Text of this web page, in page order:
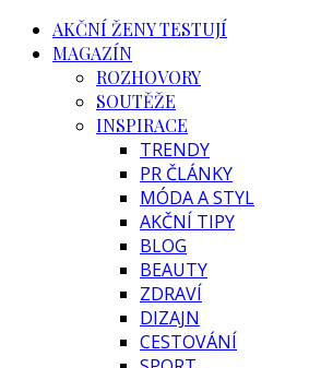
AKČNÍ ŽENY TESTUJÍ
MAGAZÍN
ROZHOVORY
SOUTĚŽE
INSPIRACE
TRENDY
PR ČLÁNKY
MÓDA A STYL
AKČNÍ TIPY
BLOG
BEAUTY
ZDRAVÍ
DIZAJN
CESTOVÁNÍ